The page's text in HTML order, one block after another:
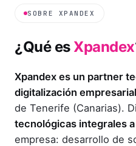
SOBRE XPANDEX
¿Qué es Xpandex
Xpandex es un partner
digitalización empresarial
de Tenerife (Canarias).
tecnológicas integrales
empresa: desarrollo de